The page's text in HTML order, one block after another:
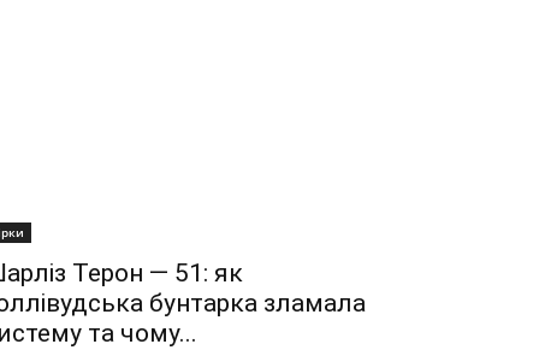
Терон — 51: як
бунтарка зламала
та чому...